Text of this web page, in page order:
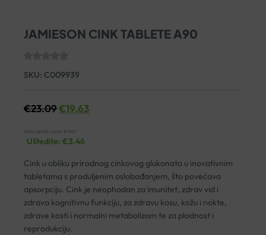
JAMIESON CINK TABLETE A90
SKU: C009939
€23.09€19.63
Naša najniža cijena: € 19.63
Uštedite:€3.46
Cink u obliku prirodnog cinkovog glukonata u inovativnim
tabletama s produljenim oslobađanjem, što povećava
apsorpciju. Cink je neophodan za imunitet, zdrav vid i
zdrava kognitivnu funkciju, za zdravu kosu, kožu i nokte,
zdrave kosti i normalni metabolizam te za plodnost i
reprodukciju.